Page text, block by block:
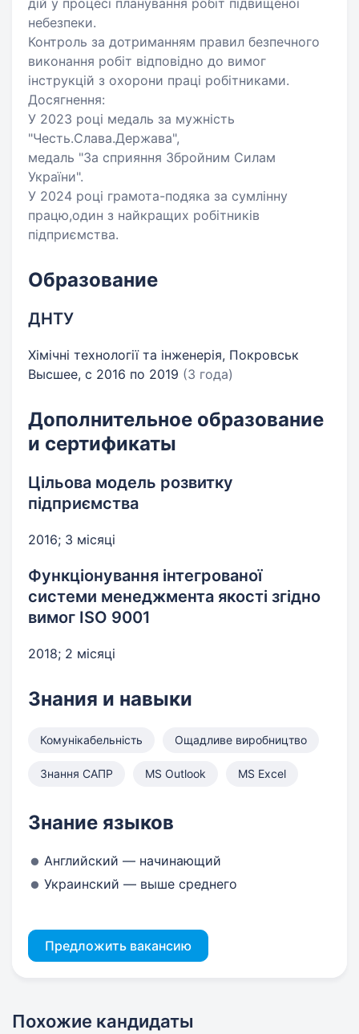
дій у процесі планування робіт підвищеної
небезпеки.
Контроль за дотриманням правил безпечного
виконання робіт відповідно до вимог
інструкцій з охорони праці робітниками.
Досягнення:
У 2023 році медаль за мужність
"Честь.Слава.Держава",
медаль "За сприяння Збройним Силам
України".
У 2024 році грамота-подяка за сумлінну
працю,один з найкращих робітників
підприємства.
Образование
ДНТУ
Хімічні технології та інженерія, Покровськ
Высшее, с 2016 по 2019 (3 года)
Дополнительное образование
и сертификаты
Цільова модель розвитку
підприємства
2016; 3 місяці
Функціонування інтегрованої
системи менеджмента якості згідно
вимог ISO 9001
2018; 2 місяці
Знания и навыки
Комунікабельність Ощадливе виробництво
Знання САПР MS Outlook MS Excel
Знание языков
Английский — начинающий
Украинский — выше среднего
Предложить вакансию
Похожие кандидаты